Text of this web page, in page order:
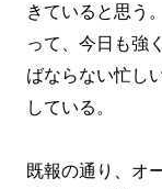
きていると思う
って、今日も強
ばならない忙し
している。
既報の通り、オ